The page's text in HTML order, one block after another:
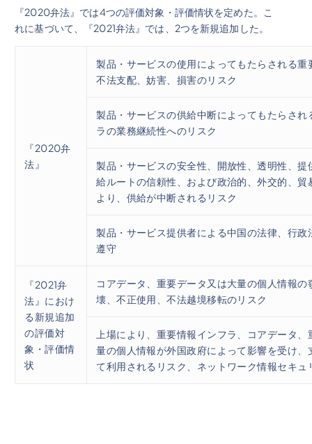
『2020弁法』では4つの評価対象・評価情状を定めた。こ
れに基づいて、『2021弁法』では、2つを新規追加した。
『2020弁
法』
製品・サービスの使用によってもたらされる重
不法支配、妨害、損害のリスク
製品・サービスの供給中断によってもたらされ
ラの業務継続性へのリスク
製品・サービスの安全性、開放性、透明性、提
給ルートの信頼性、および政治的、外交的、貿
より、供給が中断されるリスク
製品・サービス提供者による中国の法律、行政
遵守
『2021弁
法』におけ
る新規追加
の評価対
象・評価情
状
コアデータ、重要データ又は大量の個人情報の
壊、不正使用、不法越境移転のリスク
上場により、重要情報インフラ、コアデータ
量の個人情報が外国政府によって影響を受け、
て利用されるリスク、ネットワーク情報セキュ